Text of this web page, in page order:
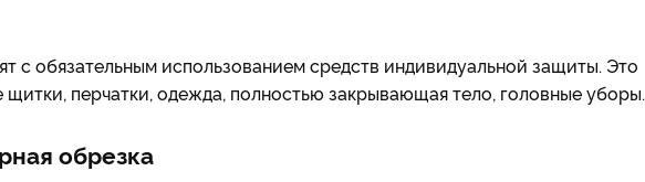
с обязательным использованием средств индивидуальной защиты. Это
перчатки, одежда, полностью закрывающая тело, головные уборы.
обрезка